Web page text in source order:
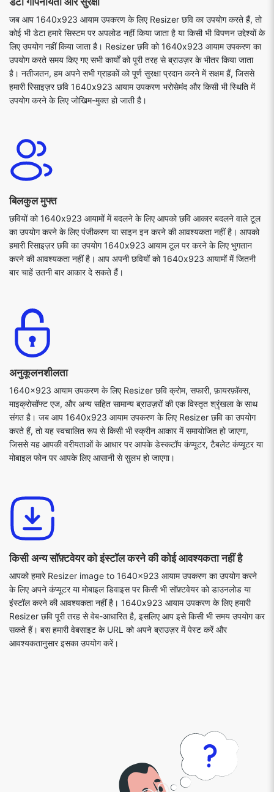
जब आप 1640x923 आयाम उपकरण के लिए Resizer छवि का उपयोग करते हैं, तो
कोई भी डेटा हमारे सिस्टम पर अपलोड नहीं किया जाता है या किसी भी विपणन उद्देश्यों के
लिए उपयोग नहीं किया जाता है। Resizer छवि को 1640x923 आयाम उपकरण का
उपयोग करते समय किए गए सभी कार्यों को पूरी तरह से ब्राउज़र के भीतर किया जाता
है। नतीजतन, हम अपने सभी ग्राहकों को पूर्ण सुरक्षा प्रदान करने में सक्षम हैं, जिससे
हमारी रिसाइज़र छवि 1640x923 आयाम उपकरण भरोसेमंद और किसी भी स्थिति में
उपयोग करने के लिए जोखिम-मुक्त हो जाती है।
बिलकुल मुफ्त
छवियों को 1640x923 आयामों में बदलने के लिए आपको छवि आकार बदलने वाले टूल
का उपयोग करने के लिए पंजीकरण या साइन इन करने की आवश्यकता नहीं है। आपको
हमारी रिसाइज़र छवि का उपयोग 1640x923 आयाम टूल पर करने के लिए भुगतान
करने की आवश्यकता नहीं है। आप अपनी छवियों को 1640x923 आयामों में जितनी
बार चाहें उतनी बार आकार दे सकते हैं।
अनुकूलनशीलता
1640x923 आयाम उपकरण के लिए Resizer छवि क्रोम, सफारी, फ़ायरफ़ॉक्स,
माइक्रोसॉफ्ट एज, और अन्य सहित सामान्य ब्राउज़रों की एक विस्तृत श्रृंखला के साथ
संगत है। जब आप 1640x923 आयाम उपकरण के लिए Resizer छवि का उपयोग
करते हैं, तो यह स्वचालित रूप से किसी भी स्क्रीन आकार में समायोजित हो जाएगा,
जिससे यह आपकी वरीयताओं के आधार पर आपके डेस्कटॉप कंप्यूटर, टैबलेट कंप्यूटर या
मोबाइल फोन पर आपके लिए आसानी से सुलभ हो जाएगा।
किसी अन्य सॉफ़्टवेयर को इंस्टॉल करने की कोई आवश्यकता नहीं है
आपको हमारे Resizer image to 1640x923 आयाम उपकरण का उपयोग करने
के लिए अपने कंप्यूटर या मोबाइल डिवाइस पर किसी भी सॉफ़्टवेयर को डाउनलोड या
इंस्टॉल करने की आवश्यकता नहीं है। 1640x923 आयाम उपकरण के लिए हमारी
Resizer छवि पूरी तरह से वेब-आधारित है, इसलिए आप इसे किसी भी समय उपयोग कर
सकते हैं। बस हमारी वेबसाइट के URL को अपने ब्राउज़र में पेस्ट करें और
आवश्यकतानुसार इसका उपयोग करें।